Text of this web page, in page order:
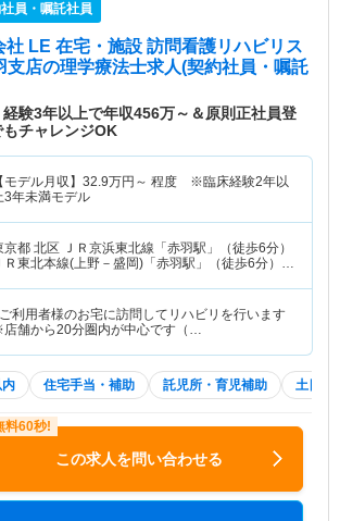
員・嘱託社員
社 LE 在宅・施設 訪問看護リハビリス
支店の理学療法士求人(契約社員・嘱託
経験3年以上で年収456万～＆原則正社員登
チャレンジOK
【モデル月収】 32.9万円～ 程度 ※臨床経験2年以
3年未満モデル
京都 北区 ＪＲ京浜東北線「赤羽駅」（徒歩6分）
Ｒ東北本線(上野－盛岡)「赤羽駅」（徒歩6分）
利用者様のお宅に訪問してリハビリを行います
舗から20分圏内が中心です（…
住宅手当・補助 託児所・育児補助 土日祝
この求人を問い合わせる